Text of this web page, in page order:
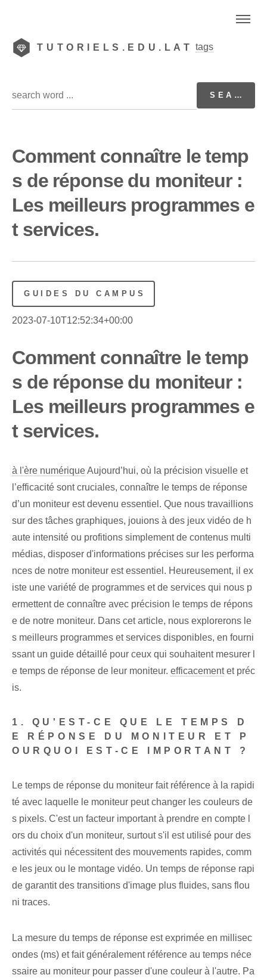
TUTORIELS.EDU.LAT tags
Comment connaître le temp
s de réponse du moniteur :
Les meilleurs programmes e
t services.
GUIDES DU CAMPUS
2023-07-10T12:52:34+00:00
Comment connaître le temp
s de réponse du moniteur :
Les meilleurs programmes e
t services.
à l'ère numériqueAujourd’hui, où la précision visuelle et
l’efficacité sont cruciales, connaître le temps de réponse
d’un moniteur est devenu essentiel. Que nous travaillions
sur des tâches graphiques, jouions à des jeux vidéo de h
aute intensité ou profitions simplement de contenus multi
médias, disposer d'informations précises sur les performa
nces de notre moniteur est essentiel. Heureusement, il ex
iste une variété de programmes et de services qui nous p
ermettent de connaître avec précision le temps de répons
e de notre moniteur. Dans cet article, nous explorerons le
s meilleurs programmes et services disponibles, en fourni
ssant un guide détaillé pour ceux qui souhaitent mesurer l
e temps de réponse de leur moniteur. efficacementet préc
is.
1. QU'EST-CE QUE LE TEMPS D
E RÉPONSE DU MONITEUR ET P
OURQUOI EST-CE IMPORTANT ?
Le temps de réponse du moniteur fait référence à la rapidi
té avec laquelle le moniteur peut changer les couleurs de
s pixels. C'est un facteur important à prendre en compte l
ors du choix d'un moniteur, surtout s'il est utilisé pour des
activités qui nécessitent des mouvements rapides, comm
e les jeux ou le montage vidéo. Un temps de réponse rapi
de garantit des transitions d'image plus fluides, sans flou
ni traces.
La mesure du temps de réponse est exprimée en millisec
ondes (ms) et fait généralement référence au temps néce
ssaire au moniteur pour passer d'une couleur à l'autre. Pa